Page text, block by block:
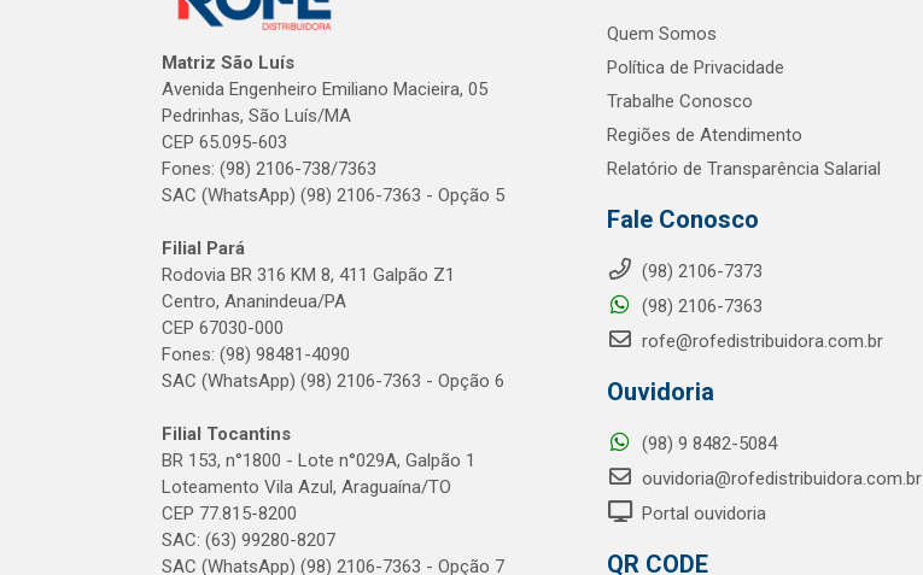
Matriz São Luís
Avenida Engenheiro Emiliano Macieira, 05
Pedrinhas, São Luís/MA
CEP 65.095-603
Fones: (98) 2106-738/7363
SAC (WhatsApp) (98) 2106-7363 - Opção 5
Filial Pará
Rodovia BR 316 KM 8, 411 Galpão Z1
Centro, Ananindeua/PA
CEP 67030-000
Fones: (98) 98481-4090
SAC (WhatsApp) (98) 2106-7363 - Opção 6
Filial Tocantins
BR 153, n°1800 - Lote n°029A, Galpão 1
Loteamento Vila Azul, Araguaína/TO
CEP 77.815-8200
SAC: (63) 99280-8207
SAC (WhatsApp) (98) 2106-7363 - Opção 7
Quem Somos
Política de Privacidade
Trabalhe Conosco
Regiões de Atendimento
Relatório de Transparência Salarial
Fale Conosco
(98) 2106-7373
(98) 2106-7363
rofe@rofedistribuidora.com.br
Ouvidoria
(98) 9 8482-5084
ouvidoria@rofedistribuidora.com.br
Portal ouvidoria
QR CODE